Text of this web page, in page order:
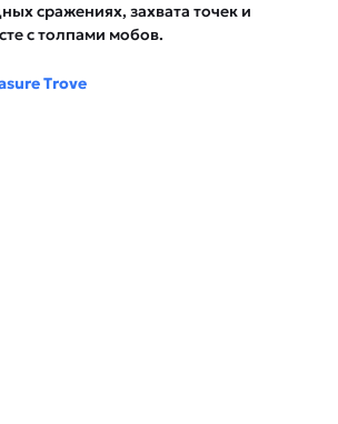
сражениях, захвата точек и
с толпами мобов.
Trove